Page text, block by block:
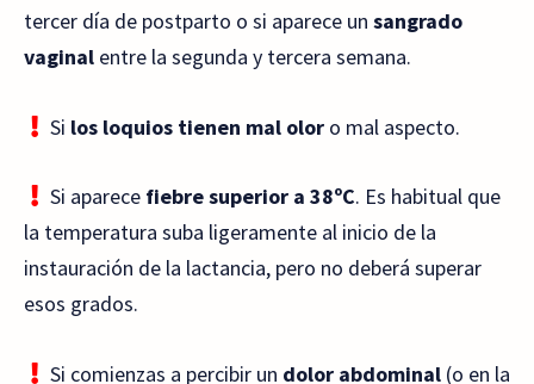
tercer día de postparto o si aparece un sangrado
vaginal entre la segunda y tercera semana.
Si los loquios tienen mal olor o mal aspecto.
Si aparece fiebre superior a 38ºC. Es habitual que
la temperatura suba ligeramente al inicio de la
instauración de la lactancia, pero no deberá superar
esos grados.
Si comienzas a percibir un dolor abdominal (o en la